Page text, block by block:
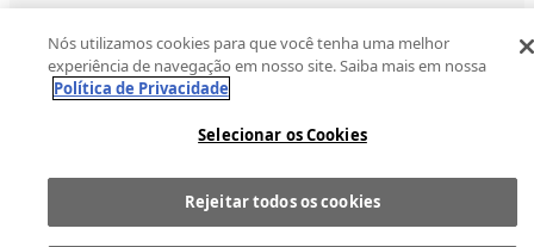
Paulo/SP, CEP 02029-001, Telefone: 11 3003-3728 ©
2013 Fast Shop - Todos os direitos reservadosRF
Nós utilizamos cookies para que você tenha uma melhor
experiência de navegação em nosso site. Saiba mais em nossa
Política de Privacidade
Selecionar os Cookies
Rejeitar todos os cookies